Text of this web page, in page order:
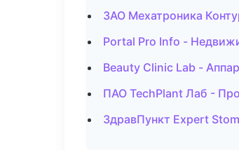
ЗАО Мехатроника
Portal Pro Info -
Beauty Clinic Lab -
ПАО TechPlant Лаб -
ЗдравПункт Expert